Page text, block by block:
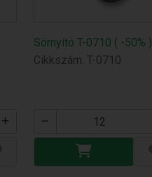
Sörnyító T-0710 ( -50% )
Cikkszám: T-0710